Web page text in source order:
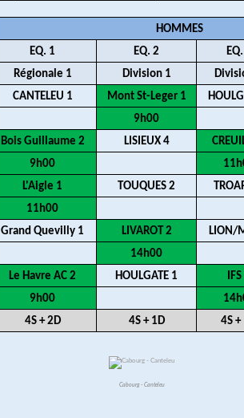
HOMMES
EQ. 1 EQ. 2
Régionale 1
Division 1
CANTELEU 1 Mont St-Leger 1
9h00
Bois Guillaume 2 LISIEUX 4
9h00
L'Aigle 1 TOUQUES 2
11h00
Grand Quevilly 1 LIVAROT 2
LION/
14h00
Le Havre AC 2 HOULGATE 1
9h00
4S + 2D 4S + 1D 4S +
Cabourg - Canteleu